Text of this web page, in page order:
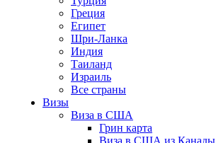
Греция
Египет
Шри-Ланка
Индия
Таиланд
Израиль
Все страны
Визы
Виза в США
Грин карта
Виза в США из Канады